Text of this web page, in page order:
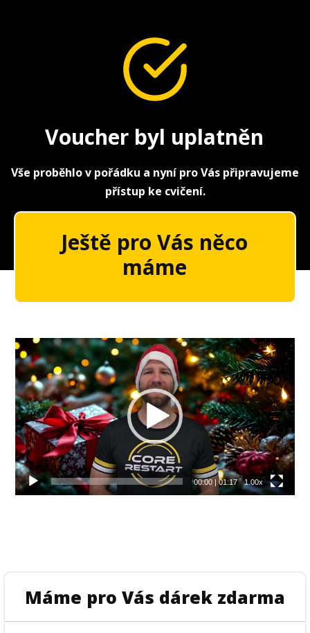
Voucher byl uplatněn
Vše proběhlo v pořádku a nyní pro Vás připravujeme
přístup ke cvičení.
Ještě pro Vás něco
máme
Video
přehrávač
00:00| 01:17 1.00x
Máme pro Vás dárek zdarma